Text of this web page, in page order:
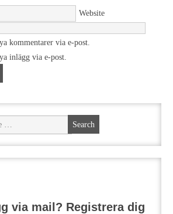
Website
kommentarer via e-post.
inlägg via e-post.
via mail? Registrera dig